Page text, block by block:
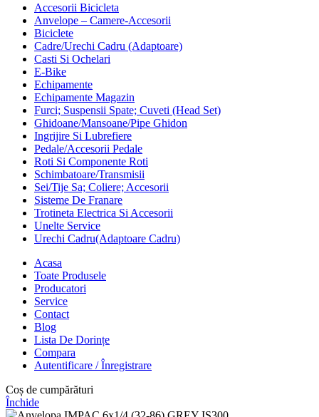
Accesorii Bicicleta
Anvelope – Camere-Accesorii
Biciclete
Cadre/Urechi Cadru (Adaptoare)
Casti Si Ochelari
E-Bike
Echipamente
Echipamente Magazin
Furci; Suspensii Spate; Cuveti (Head Set)
Ghidoane/Mansoane/Pipe Ghidon
Ingrijire Si Lubrefiere
Pedale/Accesorii Pedale
Roti Si Componente Roti
Schimbatoare/Transmisii
Sei/Tije Sa; Coliere; Accesorii
Sisteme De Franare
Trotineta Electrica Si Accesorii
Unelte Service
Urechi Cadru(Adaptoare Cadru)
Acasa
Toate Produsele
Producatori
Service
Contact
Blog
Lista De Dorințe
Compara
Autentificare / Înregistrare
Coș de cumpărături
Închide